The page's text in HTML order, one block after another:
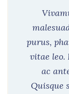
purus,
vitae leo.
ac
Quisque